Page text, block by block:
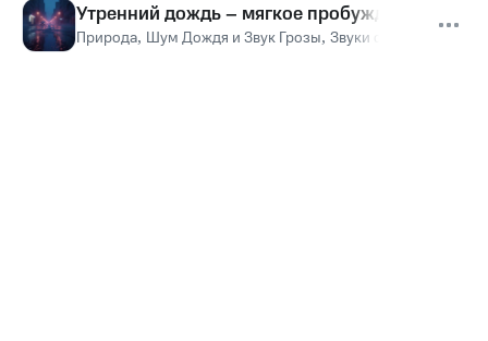
Утренний дождь – мягкое пробуждение
Природа, Шум Дождя и Звук Грозы, Звуки сна